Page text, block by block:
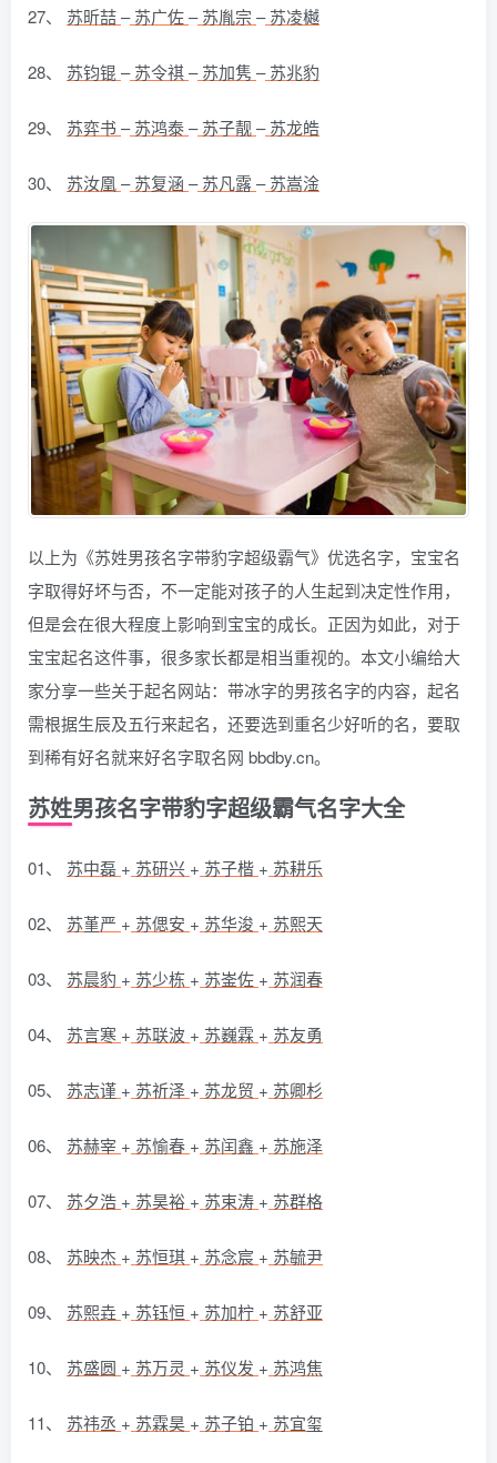
27、 苏昕喆–苏广佐–苏胤宗 –苏凌樾
28、 苏钧锟 –苏令祺–苏加隽 –苏兆豹
29、 苏弈书–苏鸿泰–苏子靓–苏龙皓
30、 苏汝凰–苏复涵 –苏凡露–苏嵩淦
以上为《苏姓男孩名字带豹字超级霸气》优选名字，宝宝名
字取得好坏与否，不一定能对孩子的人生起到决定性作用，
但是会在很大程度上影响到宝宝的成长。正因为如此，对于
宝宝起名这件事，很多家长都是相当重视的。本文小编给大
家分享一些关于起名网站：带冰字的男孩名字的内容，起名
需根据生辰及五行来起名，还要选到重名少好听的名，要取
到稀有好名就来好名字取名网 bbdby.cn。
苏姓男孩名字带豹字超级霸气名字大全
01、 苏中磊 + 苏研兴 + 苏子楷 + 苏耕乐
02、 苏堇严 + 苏偲安 + 苏华浚 + 苏熙天
03、 苏晨豹 + 苏少栋 + 苏崟佐 + 苏润春
04、 苏言寒 + 苏联波 + 苏巍霖 + 苏友勇
05、 苏志谨 + 苏祈泽 + 苏龙贸 + 苏卿杉
06、 苏赫宰 + 苏愉春 + 苏闰鑫 + 苏施泽
07、 苏夕浩 + 苏昊裕 + 苏束涛 + 苏群格
08、 苏映杰 + 苏恒琪 + 苏念宸 + 苏毓尹
09、 苏熙垚 + 苏钰恒 + 苏加柠 + 苏舒亚
10、 苏盛圆 + 苏万灵 + 苏仪发 + 苏鸿焦
11、 苏祎丞 + 苏霖昊 + 苏子铂 + 苏宜玺